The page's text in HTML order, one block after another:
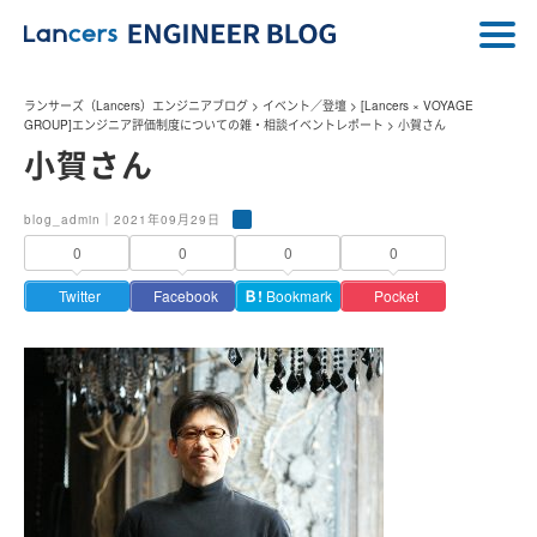
ランサーズ（Lancers）エンジニアブログ > イベント／登壇 > [Lancers × VOYAGE
GROUP]エンジニア評価制度についての雑・相談イベントレポート > 小賀さん
小賀さん
blog_admin｜2021年09月29日
0
Twitter
0
Facebook
0
Ｂ! Bookmark
0
Pocket